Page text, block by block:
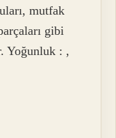
mutfak
gibi
Yoğunluk : ,